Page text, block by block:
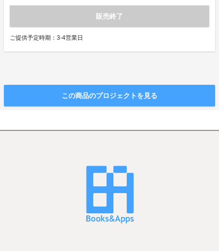
販売終了
ご提供予定時期：3-4営業日
この商品のプロジェクトを見る